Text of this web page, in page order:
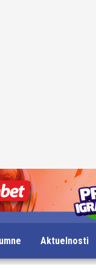
Aktuelnosti